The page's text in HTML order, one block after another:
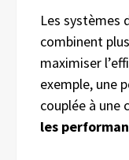
Les systèmes
combinent
maximiser
exemple, une
couplée à une
les